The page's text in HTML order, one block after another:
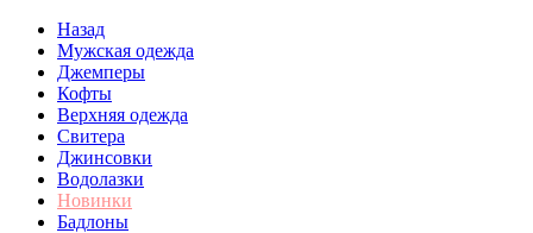
Назад
Мужская одежда
Джемперы
Кофты
Верхняя одежда
Свитера
Джинсовки
Водолазки
Новинки
Бадлоны